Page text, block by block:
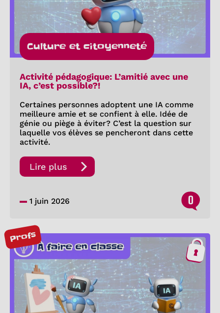
Culture et citoyenneté
Activité pédagogique: L’amitié avec une
IA, c’est possible?!
Certaines personnes adoptent une IA comme
meilleure amie et se confient à elle. Idée de
génie ou piège à éviter? C’est la question sur
laquelle vos élèves se pencheront dans cette
activité.
Lire plus
1 juin 2026 0
Profs